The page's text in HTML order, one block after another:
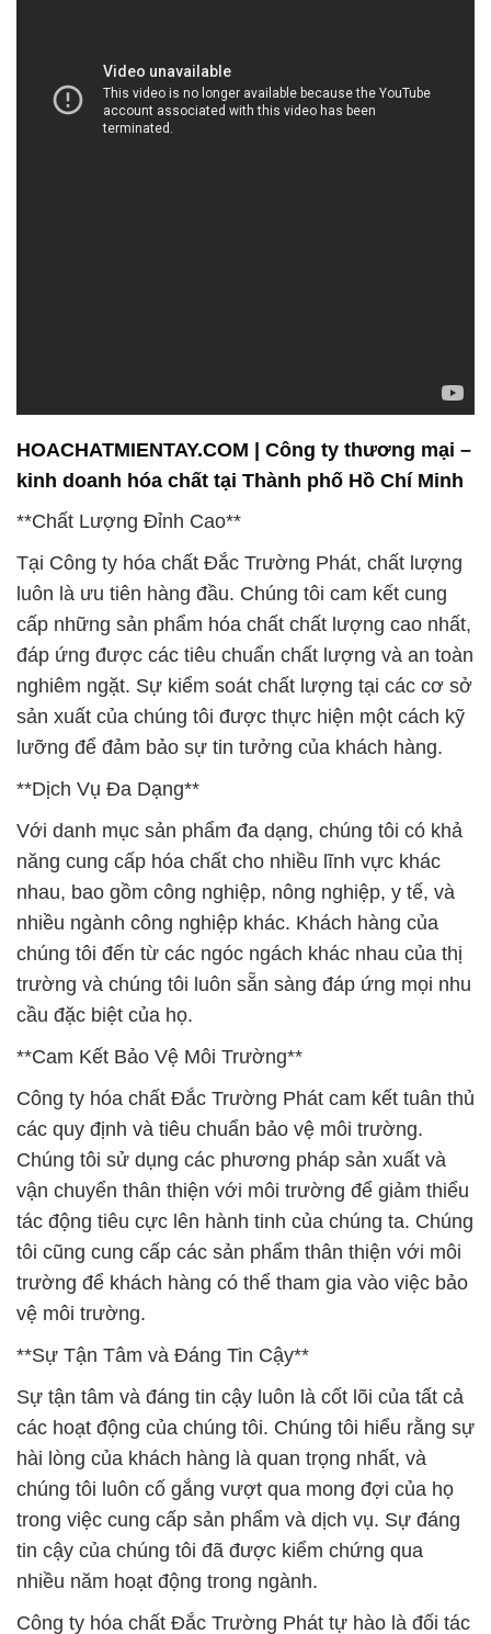
luôn là ưu tiên hàng đầu. Chúng tôi cam kết cung
cấp những sản phẩm hóa chất chất lượng cao nhất,
đáp ứng được các tiêu chuẩn chất lượng và an toàn
nghiêm ngặt. Sự kiểm soát chất lượng tại các cơ sở
sản xuất của chúng tôi được thực hiện một cách kỹ
lưỡng để đảm bảo sự tin tưởng của khách hàng.
**Dịch Vụ Đa Dạng**
Với danh mục sản phẩm đa dạng, chúng tôi có khả
năng cung cấp hóa chất cho nhiều lĩnh vực khác
nhau, bao gồm công nghiệp, nông nghiệp, y tế, và
nhiều ngành công nghiệp khác. Khách hàng của
chúng tôi đến từ các ngóc ngách khác nhau của thị
trường và chúng tôi luôn sẵn sàng đáp ứng mọi nhu
cầu đặc biệt của họ.
**Cam Kết Bảo Vệ Môi Trường**
Công ty hóa chất Đắc Trường Phát cam kết tuân thủ
các quy định và tiêu chuẩn bảo vệ môi trường.
Chúng tôi sử dụng các phương pháp sản xuất và
vận chuyển thân thiện với môi trường để giảm thiểu
tác động tiêu cực lên hành tinh của chúng ta. Chúng
tôi cũng cung cấp các sản phẩm thân thiện với môi
trường để khách hàng có thể tham gia vào việc bảo
vệ môi trường.
**Sự Tận Tâm và Đáng Tin Cậy**
Sự tận tâm và đáng tin cậy luôn là cốt lõi của tất cả
các hoạt động của chúng tôi. Chúng tôi hiểu rằng sự
hài lòng của khách hàng là quan trọng nhất, và
chúng tôi luôn cố gắng vượt qua mong đợi của họ
trong việc cung cấp sản phẩm và dịch vụ. Sự đáng
tin cậy của chúng tôi đã được kiểm chứng qua
nhiều năm hoạt động trong ngành.
Công ty hóa chất Đắc Trường Phát tự hào là đối tác
đáng tin cậy của các công ty trong và ngoài nước.
Chúng tôi luôn sẵn sàng phục vụ và cam kết mang
lại chất lượng và giá trị tốt nhất cho khách hàng của
mình.